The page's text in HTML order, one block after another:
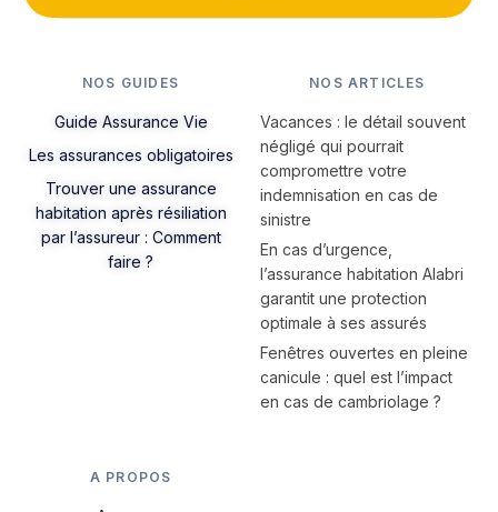
NOS GUIDES
Guide Assurance Vie
Les assurances obligatoires
Trouver une assurance
habitation après résiliation
par l’assureur : Comment
faire ?
NOS ARTICLES
Vacances : le détail souvent
négligé qui pourrait
compromettre votre
indemnisation en cas de
sinistre
En cas d’urgence,
l’assurance habitation Alabri
garantit une protection
optimale à ses assurés
Fenêtres ouvertes en pleine
canicule : quel est l’impact
en cas de cambriolage ?
A PROPOS